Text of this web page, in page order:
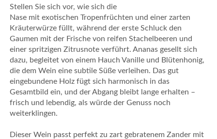
Stellen Sie sich vor, wie sich die
Nase mit exotischen Tropenfrüchten und einer zarten
Kräuterwürze füllt, während der erste Schluck den
Gaumen mit der Frische von reifen Stachelbeeren und
einer spritzigen Zitrusnote verführt. Ananas gesellt sich
dazu, begleitet von einem Hauch Vanille und Blütenhonig,
die dem Wein eine subtile Süße verleihen. Das gut
eingebundene Holz fügt sich harmonisch in das
Gesamtbild ein, und der Abgang bleibt lange erhalten –
frisch und lebendig, als würde der Genuss noch
weiterklingen.
Dieser Wein passt perfekt zu zart gebratenem Zander mit